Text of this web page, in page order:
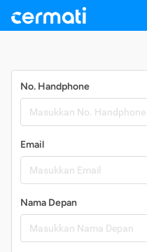
No. Handphone
Email
Nama Depan